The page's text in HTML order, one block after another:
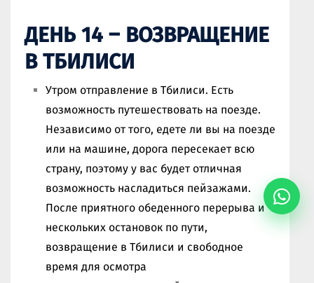
ДЕНЬ 14 – ВОЗВРАЩЕНИЕ
В ТБИЛИСИ
Утром отправление в Тбилиси. Есть
возможность путешествовать на поезде.
Независимо от того, едете ли вы на поезде
или на машине, дорога пересекает всю
страну, поэтому у вас будет отличная
возможность насладиться пейзажами.
После приятного обеденного перерыва и
нескольких остановок по пути,
возвращение в Тбилиси и свободное
время для осмотра